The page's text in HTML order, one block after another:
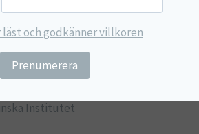
Institutet
läst och godkänner villkoren